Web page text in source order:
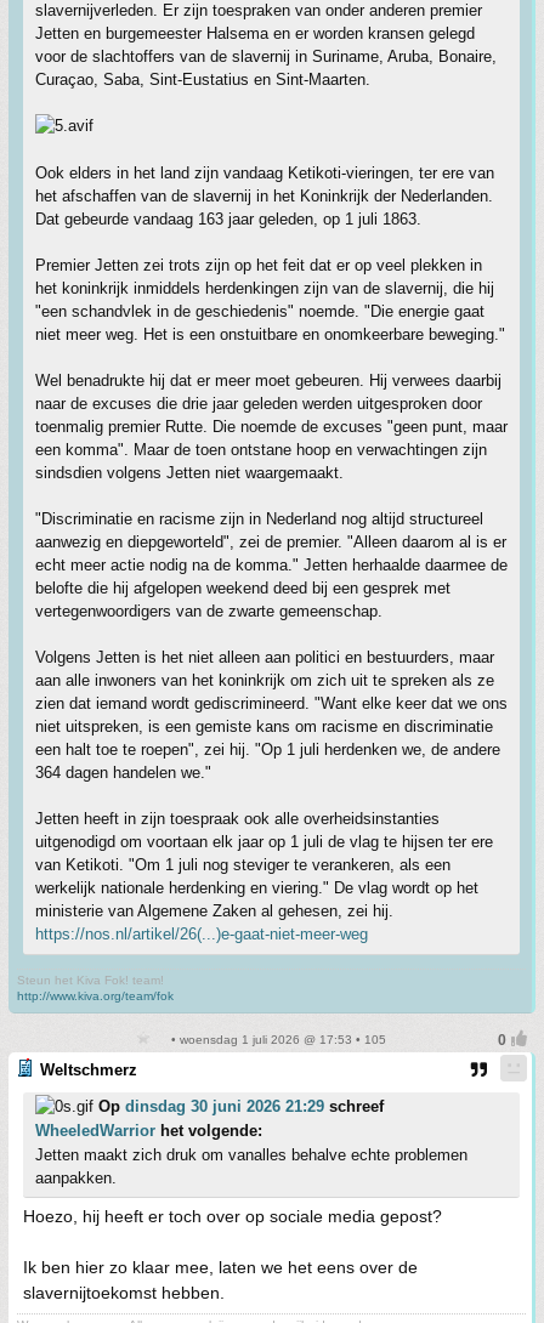
slavernijverleden. Er zijn toespraken van onder anderen premier
Jetten en burgemeester Halsema en er worden kransen gelegd
voor de slachtoffers van de slavernij in Suriname, Aruba, Bonaire,
Curaçao, Saba, Sint-Eustatius en Sint-Maarten.
Ook elders in het land zijn vandaag Ketikoti-vieringen, ter ere van
het afschaffen van de slavernij in het Koninkrijk der Nederlanden.
Dat gebeurde vandaag 163 jaar geleden, op 1 juli 1863.
Premier Jetten zei trots zijn op het feit dat er op veel plekken in
het koninkrijk inmiddels herdenkingen zijn van de slavernij, die hij
"een schandvlek in de geschiedenis" noemde. "Die energie gaat
niet meer weg. Het is een onstuitbare en onomkeerbare beweging."
Wel benadrukte hij dat er meer moet gebeuren. Hij verwees daarbij
naar de excuses die drie jaar geleden werden uitgesproken door
toenmalig premier Rutte. Die noemde de excuses "geen punt, maar
een komma". Maar de toen ontstane hoop en verwachtingen zijn
sindsdien volgens Jetten niet waargemaakt.
"Discriminatie en racisme zijn in Nederland nog altijd structureel
aanwezig en diepgeworteld", zei de premier. "Alleen daarom al is er
echt meer actie nodig na de komma." Jetten herhaalde daarmee de
belofte die hij afgelopen weekend deed bij een gesprek met
vertegenwoordigers van de zwarte gemeenschap.
Volgens Jetten is het niet alleen aan politici en bestuurders, maar
aan alle inwoners van het koninkrijk om zich uit te spreken als ze
zien dat iemand wordt gediscrimineerd. "Want elke keer dat we ons
niet uitspreken, is een gemiste kans om racisme en discriminatie
een halt toe te roepen", zei hij. "Op 1 juli herdenken we, de andere
364 dagen handelen we."
Jetten heeft in zijn toespraak ook alle overheidsinstanties
uitgenodigd om voortaan elk jaar op 1 juli de vlag te hijsen ter ere
van Ketikoti. "Om 1 juli nog steviger te verankeren, als een
werkelijk nationale herdenking en viering." De vlag wordt op het
ministerie van Algemene Zaken al gehesen, zei hij.
https://nos.nl/artikel/26(...)e-gaat-niet-meer-weg
Steun het Kiva Fok! team!
http://www.kiva.org/team/fok
• woensdag 1 juli 2026 @ 17:53 • 105
Weltschmerz
Op dinsdag 30 juni 2026 21:29 schreef
WheeledWarrior het volgende:
Jetten maakt zich druk om vanalles behalve echte problemen
aanpakken.
Hoezo, hij heeft er toch over op sociale media gepost?
Ik ben hier zo klaar mee, laten we het eens over de
slavernijtoekomst hebben.